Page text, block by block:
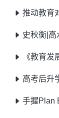
推动教育对外开
史秋衡|
《教育发
高考后升
手握Plan B！